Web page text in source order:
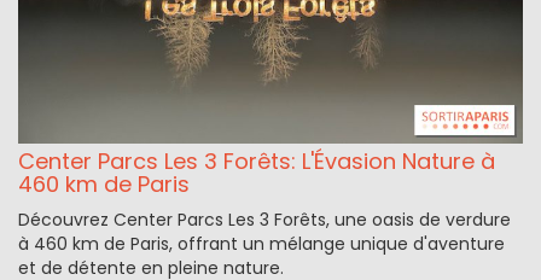
Center Parcs Les 3 Forêts: L'Évasion Nature à
460 km de Paris
Découvrez Center Parcs Les 3 Forêts, une oasis de verdure
à 460 km de Paris, offrant un mélange unique d'aventure
et de détente en pleine nature.